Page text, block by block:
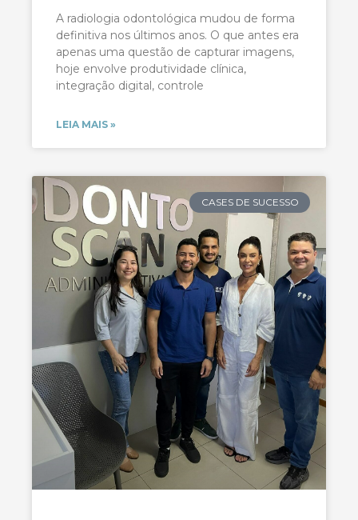
A radiologia odontológica mudou de forma
definitiva nos últimos anos. O que antes era
apenas uma questão de capturar imagens,
hoje envolve produtividade clínica,
integração digital, controle
LEIA MAIS »
CASES DE SUCESSO